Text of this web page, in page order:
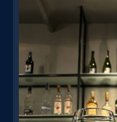
Новини
Меню
Галерея